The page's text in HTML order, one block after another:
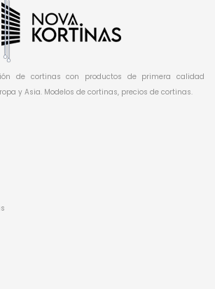
de cortinas con productos de primera calidad
y Asia. Modelos de cortinas, precios de cortinas.